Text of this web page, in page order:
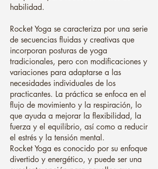
habilidad.
Rocket Yoga se caracteriza por una serie
de secuencias fluidas y creativas que
incorporan posturas de yoga
tradicionales, pero con modificaciones y
variaciones para adaptarse a las
necesidades individuales de los
practicantes. La práctica se enfoca en el
flujo de movimiento y la respiración, lo
que ayuda a mejorar la flexibilidad, la
fuerza y el equilibrio, así como a reducir
el estrés y la tensión mental.
Rocket Yoga es conocido por su enfoque
divertido y energético, y puede ser una